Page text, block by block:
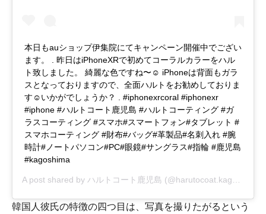
本日もauショップ伊集院にてキャンペーン開催中でござい
ます。 . 昨日はiPhoneXRで初めてコーラルカラーをハル
ト致しました。 綺麗な色ですね〜☺︎ iPhoneは背面もガラ
スとなっておりますので、全面ハルトをお勧めしておりま
す☺︎いかがでしょうか？ . #iphonexrcoral #iphonexr
#iphone #ハルトコート鹿児島 #ハルトコーティング #ガ
ラスコーティング #スマホ#スマートフォン#タブレット #
スマホコーティング #財布#バッグ#革製品#名刺入れ #腕
時計#ノートパソコン#PC#眼鏡#サングラス#指輪 #鹿児島
#kagoshima
A post shared by ハルトコート鹿児島 (@harutocoat.kagoshima) on
韓国人彼氏の特徴の四つ目は、写真を撮りたがるという